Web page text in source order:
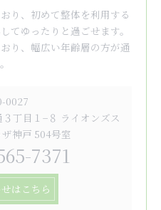
り、初めて整体を利用する
てゆったりと過ごせます。
り、幅広い年齢層の方が通
0027
丁目１−８ ライオンズス
神戸 504号室
7371
はこちら